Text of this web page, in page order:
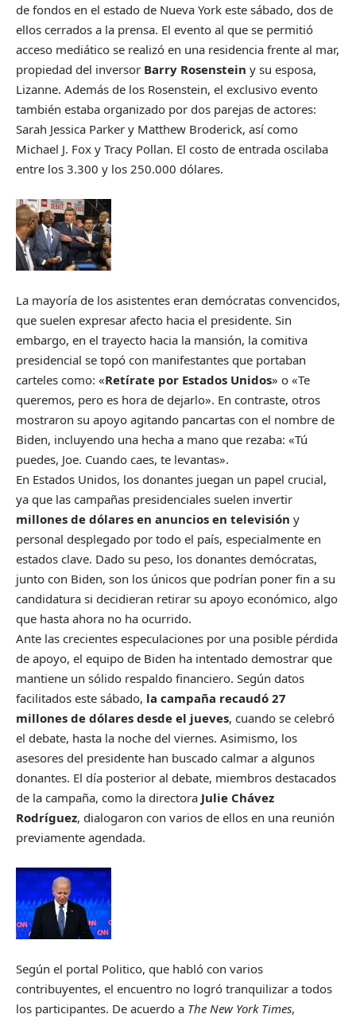
de fondos en el estado de Nueva York este sábado, dos de
ellos cerrados a la prensa. El evento al que se permitió
acceso mediático se realizó en una residencia frente al mar,
propiedad del inversor Barry Rosenstein y su esposa,
Lizanne. Además de los Rosenstein, el exclusivo evento
también estaba organizado por dos parejas de actores:
Sarah Jessica Parker y Matthew Broderick, así como
Michael J. Fox y Tracy Pollan. El costo de entrada oscilaba
entre los 3.300 y los 250.000 dólares.
La mayoría de los asistentes eran demócratas convencidos,
que suelen expresar afecto hacia el presidente. Sin
embargo, en el trayecto hacia la mansión, la comitiva
presidencial se topó con manifestantes que portaban
carteles como: «Retírate por Estados Unidos» o «Te
queremos, pero es hora de dejarlo». En contraste, otros
mostraron su apoyo agitando pancartas con el nombre de
Biden, incluyendo una hecha a mano que rezaba: «Tú
puedes, Joe. Cuando caes, te levantas».
En Estados Unidos, los donantes juegan un papel crucial,
ya que las campañas presidenciales suelen invertir
millones de dólares en anuncios en televisión y
personal desplegado por todo el país, especialmente en
estados clave. Dado su peso, los donantes demócratas,
junto con Biden, son los únicos que podrían poner fin a su
candidatura si decidieran retirar su apoyo económico, algo
que hasta ahora no ha ocurrido.
Ante las crecientes especulaciones por una posible pérdida
de apoyo, el equipo de Biden ha intentado demostrar que
mantiene un sólido respaldo financiero. Según datos
facilitados este sábado, la campaña recaudó 27
millones de dólares desde el jueves, cuando se celebró
el debate, hasta la noche del viernes. Asimismo, los
asesores del presidente han buscado calmar a algunos
donantes. El día posterior al debate, miembros destacados
de la campaña, como la directora Julie Chávez
Rodríguez, dialogaron con varios de ellos en una reunión
previamente agendada.
Según el portal Politico, que habló con varios
contribuyentes, el encuentro no logró tranquilizar a todos
los participantes. De acuerdo a The New York Times,